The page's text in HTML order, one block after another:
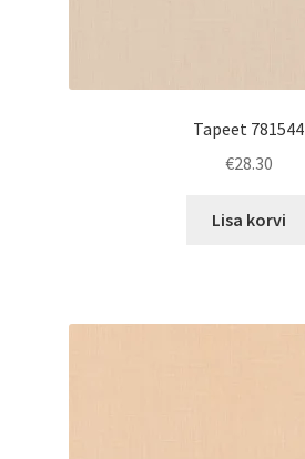
Tapeet 781544
€28.30
Lisa korvi